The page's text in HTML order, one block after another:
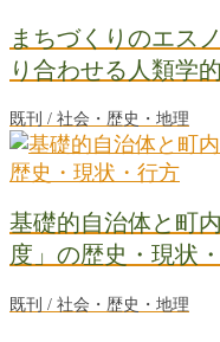
まちづくりのエス
り合わせる人類学
既刊 / 社会・歴史・地理
基礎的自治体と町
度」の歴史・現状
既刊 / 社会・歴史・地理